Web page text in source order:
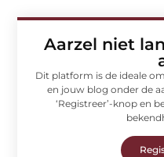
Aarzel niet
Dit platform is de ideale
en jouw blog onder de
‘Registreer’-knop en